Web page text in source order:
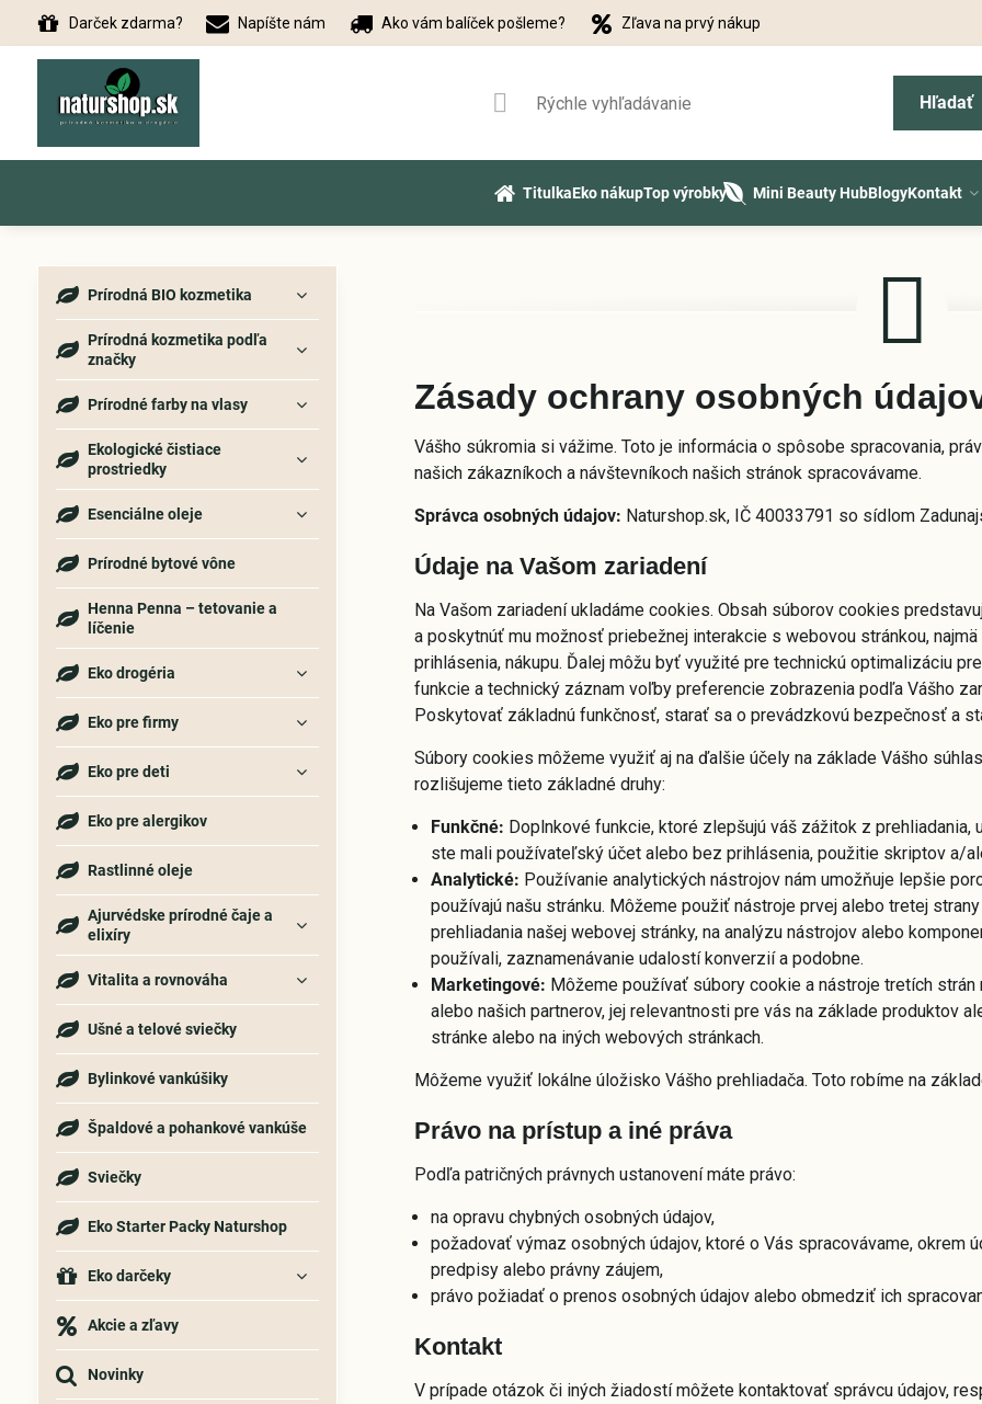
Darček zdarma? Napíšte nám Ako vám balíček pošleme? Zľava na prvý nákup
Hľadať
TitulkaEko nákupTop výrobky Mini Beauty HubBlogyKontakt
Zásady ochrany osobných
Vášho súkromia si vážime. Toto je informácia o spôsobe spracovania,
našich zákazníkoch a návštevníkoch našich stránok spracovávame.
Správca osobných údajov: Naturshop.sk, IČ 40033791 so sídlom
Údaje na Vašom zariadení
Na Vašom zariadení ukladáme cookies. Obsah súborov cookies
a poskytnúť mu možnosť priebežnej interakcie s webovou stránkou,
prihlásenia, nákupu. Ďalej môžu byť využité pre technickú optimalizáciu
funkcie a technický záznam voľby preferencie zobrazenia podľa Vášho
Poskytovať základnú funkčnosť, starať sa o prevádzkovú bezpečnosť a
Súbory cookies môžeme využiť aj na ďalšie účely na základe Vášho
rozlišujeme tieto základné druhy:
Funkčné: Doplnkové funkcie, ktoré zlepšujú váš zážitok z
ste mali používateľský účet alebo bez prihlásenia, použitie skriptov a/
Analytické: Používanie analytických nástrojov nám umožňuje lepšie
používajú našu stránku. Môžeme použiť nástroje prvej alebo tretej
prehliadania našej webovej stránky, na analýzu nástrojov alebo
používali, zaznamenávanie udalostí konverzií a podobne.
Marketingové: Môžeme používať súbory cookie a nástroje tretích
alebo našich partnerov, jej relevantnosti pre vás na základe produktov
stránke alebo na iných webových stránkach.
Môžeme využiť lokálne úložisko Vášho prehliadača. Toto robíme na
Právo na prístup a iné práva
Podľa patričných právnych ustanovení máte právo:
na opravu chybných osobných údajov,
požadovať výmaz osobných údajov, ktoré o Vás spracovávame, okrem
predpisy alebo právny záujem,
právo požiadať o prenos osobných údajov alebo obmedziť ich
Kontakt
V prípade otázok či iných žiadostí môžete kontaktovať správcu údajov,
Prírodná BIO kozmetika
Prírodná kozmetika podľa
značky
Prírodné farby na vlasy
Ekologické čistiace
prostriedky
Esenciálne oleje
Prírodné bytové vône
Henna Penna – tetovanie a
líčenie
Eko drogéria
Eko pre firmy
Eko pre deti
Eko pre alergikov
Rastlinné oleje
Ajurvédske prírodné čaje a
elixíry
Vitalita a rovnováha
Ušné a telové sviečky
Bylinkové vankúšiky
Špaldové a pohankové vankúše
Sviečky
Eko Starter Packy Naturshop
Eko darčeky
Akcie a zľavy
Novinky